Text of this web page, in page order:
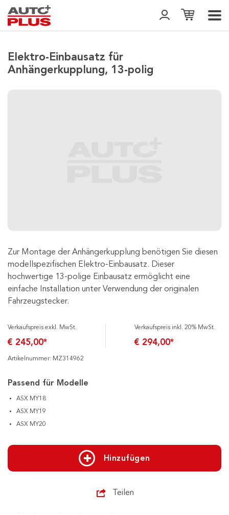
Elektro-Einbausatz für
Anhängerkupplung, 13-polig
Zur Montage der Anhängerkupplung benötigen Sie diesen
modellspezifischen Elektro-Einbausatz. Dieser
hochwertige 13-polige Einbausatz ermöglicht eine
einfache Installation unter Verwendung der originalen
Fahrzeugstecker.
Verkaufspreis exkl. MwSt.
€ 245,00*
Verkaufspreis inkl. 20% MwSt.
€ 294,00*
Artikelnummer: MZ314962
Passend für Modelle
ASX MY18
ASX MY19
ASX MY20
Hinzufügen
Teilen